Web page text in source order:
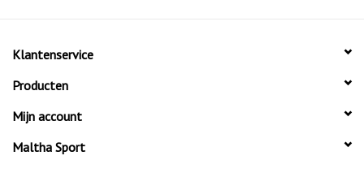
Klantenservice
Producten
Mijn account
Maltha Sport